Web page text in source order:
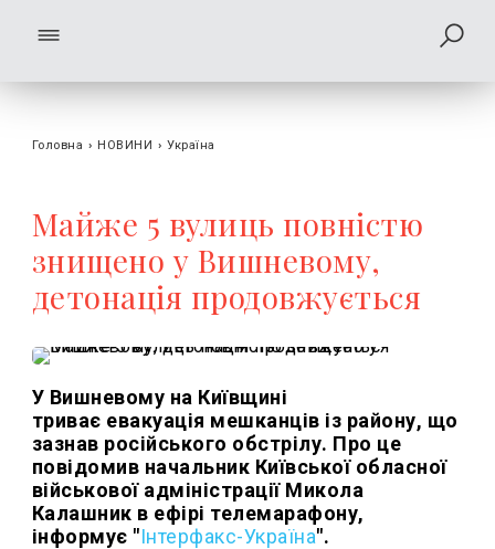
Головна › НОВИНИ › Україна
Майже 5 вулиць повністю
знищено у Вишневому,
детонація продовжується
У Вишневому на Київщині
триває евакуація мешканців із району, що
зазнав російського обстрілу. Про це
повідомив начальник Київської обласної
військової адміністрації Микола
Калашник в ефірі телемарафону,
інформує "Інтерфакс-Україна".